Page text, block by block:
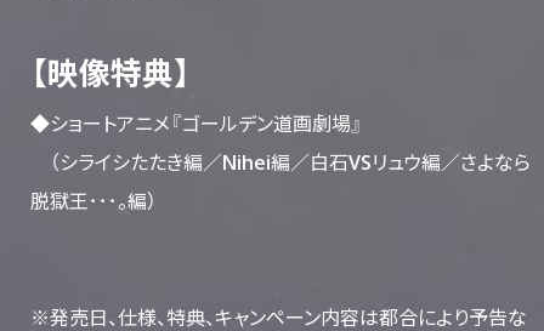
【映像特典】
◆ショートアニメ『ゴールデン道画劇場』
（シライシたたき編／Nihei編／白石VSリュウ編／さよなら
脱獄王･･･。編）
※発売日、仕様、特典、キャンペーン内容は都合により予告な